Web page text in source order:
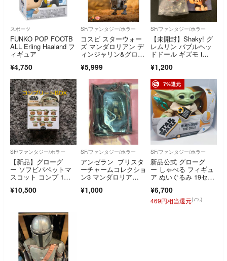
スポーツ
FUNKO POP FOOTB
ALL Erling Haaland フ
ィギュア
¥4,750
SF/ファンタジー/ホラー
コスビ スターウォー
ズ マンダロリアン デ
ィンジャリン&グロー
¥5,999
SF/ファンタジー/ホラー
【未開封】Shaky! グ
レムリン バブルヘッ
ドドール ギズモ i
¥1,200
SF/ファンタジー/ホラー
【新品】グローグ
ー ソフビパペットマ
スコット コンプ 1ボ
ン
¥10,500
SF/ファンタジー/ホラー
アンゼラン ブリスタ
ーチャームコレクショ
ン3 マンダロリア
ン
¥1,000
7%還元
SF/ファンタジー/ホラー
新品公式 グローグ
ー しゃべる フィギュ
ア ぬいぐるみ 19セン
¥6,700
469円相当還元(7%)